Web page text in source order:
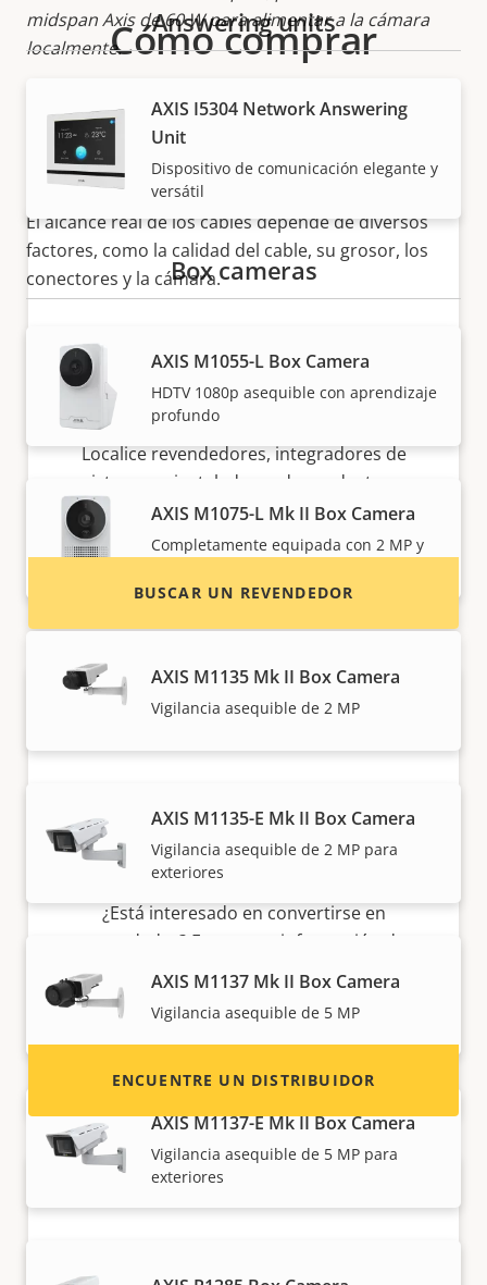
midspan Axis de 60 W para alimentar a la cámara
localmente.
CCS = Acero con revestimiento de cobre de 22 AWG
(ofrece el peor rendimiento si se desconoce el tipo
de cable).
El alcance real de los cables depende de diversos
factores, como la calidad del cable, su grosor, los
conectores y la cámara.
Answering units
AXIS I5304 Network Answering
Unit
Dispositivo de comunicación elegante y
versátil
Box cameras
AXIS M1055-L Box Camera
HDTV 1080p asequible con aprendizaje
profundo
AXIS M1075-L Mk II Box Camera
Completamente equipada con 2 MP y
AXIS M1135 Mk II Box Camera
Vigilancia asequible de 2 MP
AXIS M1135-E Mk II Box Camera
Vigilancia asequible de 2 MP para
exteriores
AXIS M1137 Mk II Box Camera
Vigilancia asequible de 5 MP
AXIS M1137-E Mk II Box Camera
Vigilancia asequible de 5 MP para
exteriores
Cómo comprar
experta las soluciones Axis y los productos
¿Quiere comprar productos Axis?
Localice revendedores, integradores de
sistemas e instaladores de productos y
sistemas de Axis.
BUSCAR UN REVENDEDOR
¿Quiere vender productos Axis?
¿Está interesado en convertirse en
revendedor? Encuentre información de
contacto de distribuidores de productos y
ENCUENTRE UN DISTRIBUIDOR